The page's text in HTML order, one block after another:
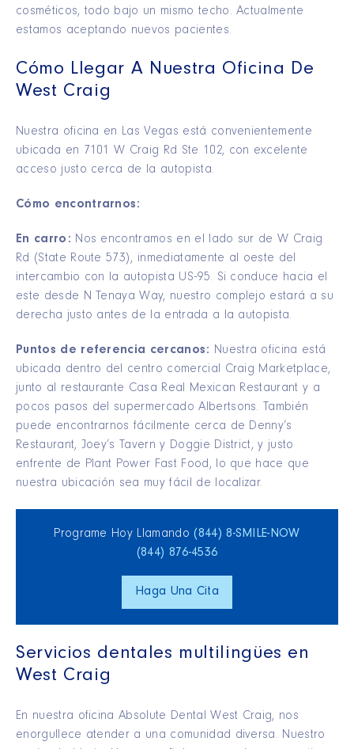
cosméticos, todo bajo un mismo techo. Actualmente
estamos aceptando nuevos pacientes.
Cómo Llegar A Nuestra Oficina De
West Craig
Nuestra oficina en Las Vegas está convenientemente
ubicada en 7101 W Craig Rd Ste 102, con excelente
acceso justo cerca de la autopista.
Cómo encontrarnos:
En carro: Nos encontramos en el lado sur de W Craig
Rd (State Route 573), inmediatamente al oeste del
intercambio con la autopista US-95. Si conduce hacia el
este desde N Tenaya Way, nuestro complejo estará a su
derecha justo antes de la entrada a la autopista.
Puntos de referencia cercanos: Nuestra oficina está
ubicada dentro del centro comercial Craig Marketplace,
junto al restaurante Casa Real Mexican Restaurant y a
pocos pasos del supermercado Albertsons. También
puede encontrarnos fácilmente cerca de Denny’s
Restaurant, Joey’s Tavern y Doggie District, y justo
enfrente de Plant Power Fast Food, lo que hace que
nuestra ubicación sea muy fácil de localizar.
Programe Hoy Llamando(844) 8‑SMILE‑NOW
(844) 876‑4536
Haga Una Cita
Servicios dentales multilingües en
West Craig
En nuestra oficina Absolute Dental West Craig, nos
enorgullece atender a una comunidad diversa. Nuestro